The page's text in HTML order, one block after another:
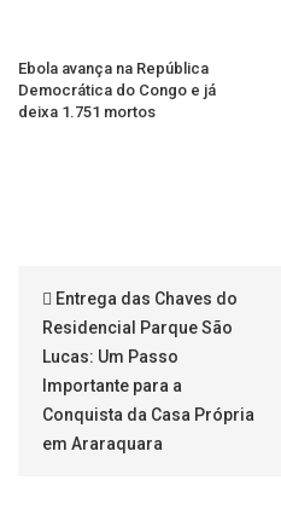
Ebola avança na República
Democrática do Congo e já
deixa 1.751 mortos
Entrega das Chaves do
Residencial Parque São
Lucas: Um Passo
Importante para a
Conquista da Casa Própria
em Araraquara